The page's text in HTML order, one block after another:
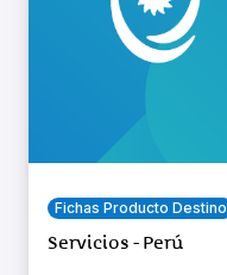
Fichas Producto Destino
Servicios - Perú